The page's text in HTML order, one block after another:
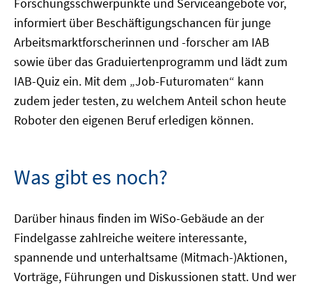
Forschungsschwerpunkte und Serviceangebote vor,
informiert über Beschäftigungschancen für junge
Arbeitsmarktforscherinnen und -forscher am IAB
sowie über das Graduiertenprogramm und lädt zum
IAB-Quiz ein. Mit dem „Job-Futuromaten“ kann
zudem jeder testen, zu welchem Anteil schon heute
Roboter den eigenen Beruf erledigen können.
Was gibt es noch?
Darüber hinaus finden im WiSo-Gebäude an der
Findelgasse zahlreiche weitere interessante,
spannende und unterhaltsame (Mitmach-)Aktionen,
Vorträge, Führungen und Diskussionen statt. Und wer